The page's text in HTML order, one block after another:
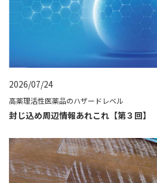
2026/07/24
高薬理活性医薬品のハザードレベル
封じ込め周辺情報あれこれ【第３回】